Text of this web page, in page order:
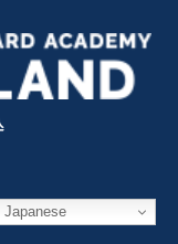
Japanese